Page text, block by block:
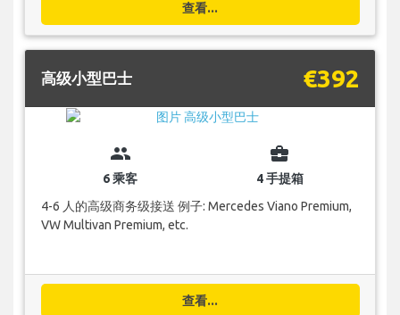
查看...
高级小型巴士 €392
group
6 乘客
business_center
4 手提箱
4-6 人的高级商务级接送 例子: Mercedes Viano Premium,
VW Multivan Premium, etc.
查看...